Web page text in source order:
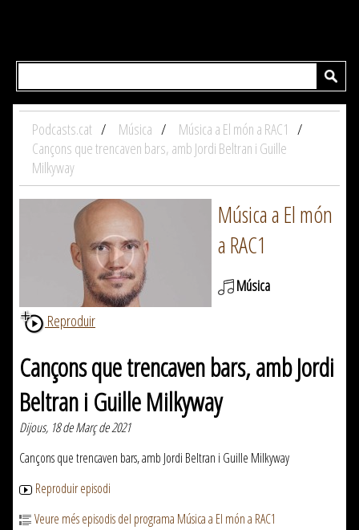
Podcasts.cat Música
Música a El món a RAC1
Cançons que trencaven bars, amb Jordi Beltran i Guille
Milkyway
Música a El món
a RAC1
Música
Reproduir
Cançons que trencaven bars, amb Jordi
Beltran i Guille Milkyway
Dijous, 18 de Març de 2021
Cançons que trencaven bars, amb Jordi Beltran i Guille Milkyway
Reproduir episodi
Veure més episodis del programa Música a El món a RAC1